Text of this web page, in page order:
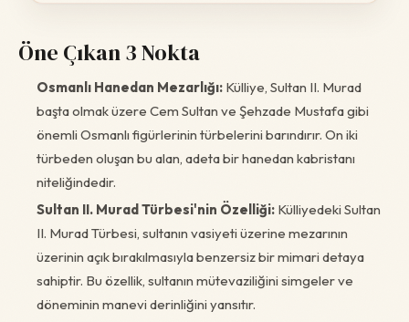
Öne Çıkan 3 Nokta
Osmanlı Hanedan Mezarlığı: Külliye, Sultan II. Murad
başta olmak üzere Cem Sultan ve Şehzade Mustafa gibi
önemli Osmanlı figürlerinin türbelerini barındırır. On iki
türbeden oluşan bu alan, adeta bir hanedan kabristanı
niteliğindedir.
Sultan II. Murad Türbesi'nin Özelliği: Külliyedeki Sultan
II. Murad Türbesi, sultanın vasiyeti üzerine mezarının
üzerinin açık bırakılmasıyla benzersiz bir mimari detaya
sahiptir. Bu özellik, sultanın mütevaziliğini simgeler ve
döneminin manevi derinliğini yansıtır.